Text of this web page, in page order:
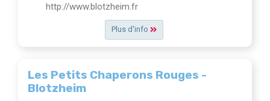
Plus d'info
http://www.blotzheim.fr
Les Petits Chaperons Rouges -
Blotzheim